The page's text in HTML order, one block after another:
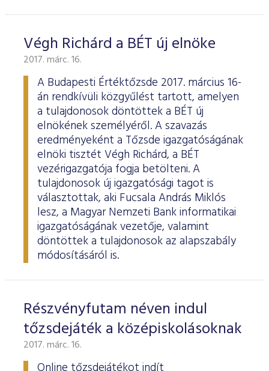
Végh Richárd a BÉT új elnöke
2017. márc. 16.
A Budapesti Értéktőzsde 2017. március 16-
án rendkívüli közgyűlést tartott, amelyen
a tulajdonosok döntöttek a BÉT új
elnökének személyéről. A szavazás
eredményeként a Tőzsde igazgatóságának
elnöki tisztét Végh Richárd, a BÉT
vezérigazgatója fogja betölteni. A
tulajdonosok új igazgatósági tagot is
választottak, aki Fucsala András Miklós
lesz, a Magyar Nemzeti Bank informatikai
igazgatóságának vezetője, valamint
döntöttek a tulajdonosok az alapszabály
módosításáról is.
Részvényfutam néven indul
tőzsdejáték a középiskolásoknak
2017. márc. 16.